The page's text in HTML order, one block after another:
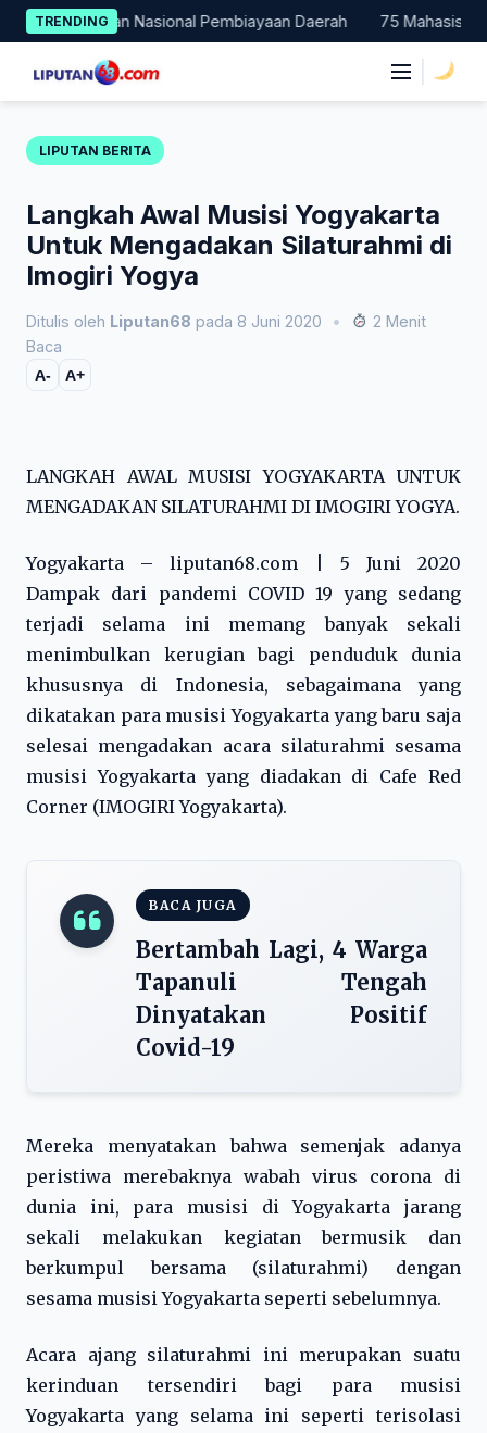
Skip
to
content
TRENDINGNasional Pembiayaan Daerah 75 Mahasiswa
LIPUTAN BERITA
Langkah Awal Musisi Yogyakarta
Untuk Mengadakan Silaturahmi di
Imogiri Yogya
Ditulis oleh Liputan68 pada 8 Juni 2020 •
2 Menit
Baca
A- A+
LANGKAH AWAL MUSISI YOGYAKARTA UNTUK
MENGADAKAN SILATURAHMI DI IMOGIRI YOGYA.
Yogyakarta – liputan68.com | 5 Juni 2020
Dampak dari pandemi COVID 19 yang sedang
terjadi selama ini memang banyak sekali
menimbulkan kerugian bagi penduduk dunia
khususnya di Indonesia, sebagaimana yang
dikatakan para musisi Yogyakarta yang baru saja
selesai mengadakan acara silaturahmi sesama
musisi Yogyakarta yang diadakan di Cafe Red
Corner (IMOGIRI Yogyakarta).
BACA JUGA
Bertambah Lagi, 4 Warga
Tapanuli Tengah
Dinyatakan Positif
Covid-19
Mereka menyatakan bahwa semenjak adanya
peristiwa merebaknya wabah virus corona di
dunia ini, para musisi di Yogyakarta jarang
sekali melakukan kegiatan bermusik dan
berkumpul bersama (silaturahmi) dengan
sesama musisi Yogyakarta seperti sebelumnya.
Acara ajang silaturahmi ini merupakan suatu
kerinduan tersendiri bagi para musisi
Yogyakarta yang selama ini seperti terisolasi